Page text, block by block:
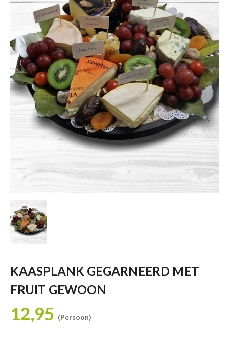
KAASPLANK GEGARNEERD MET
FRUIT GEWOON
12,95 (Persoon)